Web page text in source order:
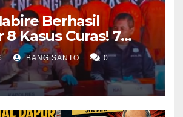
Berhasil
Kasus Curas! 7
62 Motor
Diamankan
BANG SANTO 0